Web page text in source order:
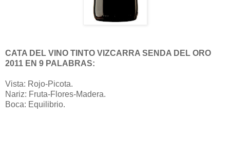
CATA DEL VINO TINTO VIZCARRA SENDA DEL ORO
2011 EN 9 PALABRAS:
Vista: Rojo-Picota.
Nariz: Fruta-Flores-Madera.
Boca: Equilibrio.